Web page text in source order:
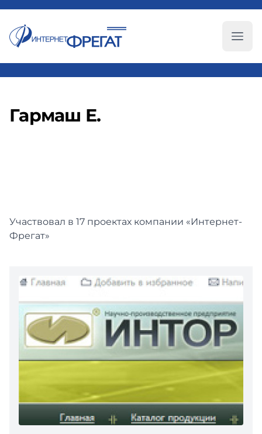
Гармаш Е.
Участвовал в 17 проектах компании «Интернет-
Фрегат»